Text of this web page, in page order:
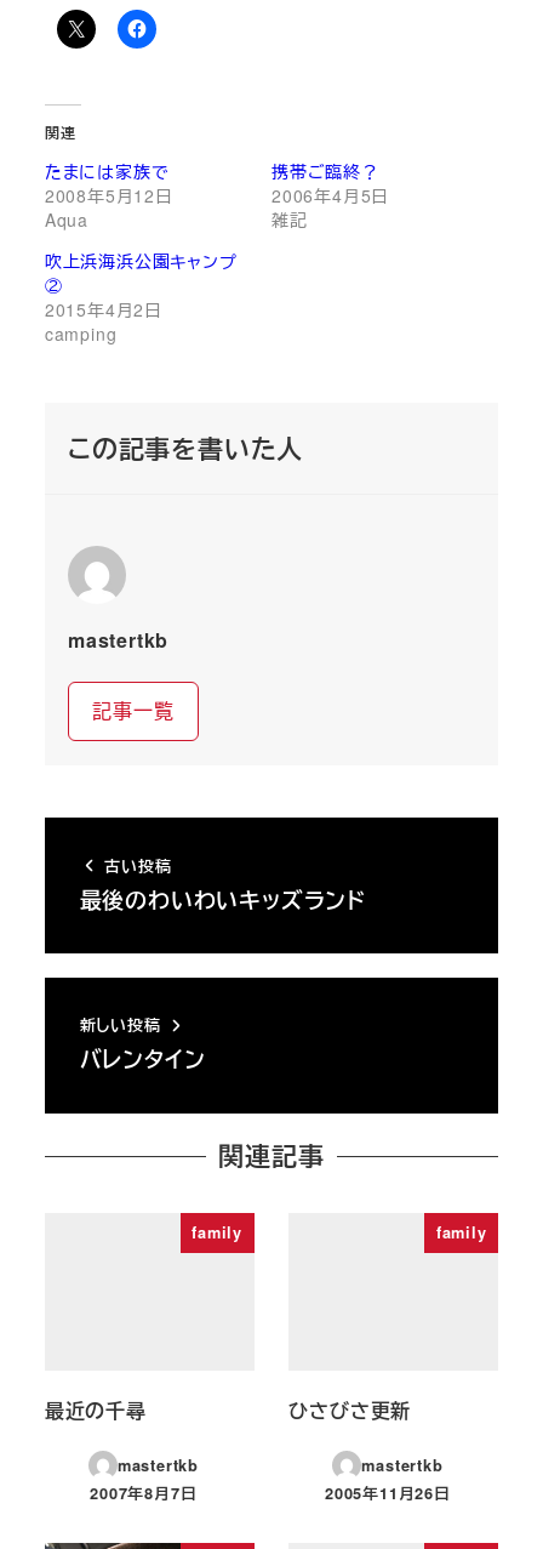
関連
たまには家族で
2008年5月12日
Aqua
携帯ご臨終？
2006年4月5日
雑記
吹上浜海浜公園キャンプ
②
2015年4月2日
camping
この記事を書いた人
mastertkb
記事一覧
古い投稿
最後のわいわいキッズランド
新しい投稿
バレンタイン
関連記事
family
最近の千尋
mastertkb
投稿日
2007年8月7日
family
ひさびさ更新
mastertkb
投稿日
2005年11月26日